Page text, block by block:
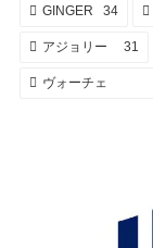
GINGER 34
アジョリー 31
ヴォーチェ